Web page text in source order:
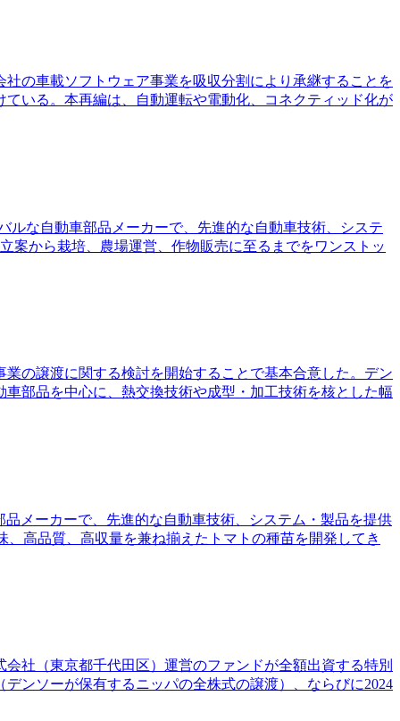
の車載ソフトウェア事業を吸収分割により承継することを
いる。本再編は、自動運転や電動化、コネクティッド化が
ルな自動車部品メーカーで、先進的な自動車技術、システ
案から栽培、農場運営、作物販売に至るまでをワンストッ
の譲渡に関する検討を開始することで基本合意した。デン
部品を中心に、熱交換技術や成型・加工技術を核とした幅
品メーカーで、先進的な自動車技術、システム・製品を提供
、高品質、高収量を兼ね揃えたトマトの種苗を開発してき
社（東京都千代田区）運営のファンドが全額出資する特別
ンソーが保有するニッパの全株式の譲渡）、ならびに2024